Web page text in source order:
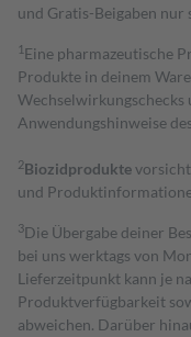
und Gratis-Beigaben
1 Eine pharmazeutische
Produkte in deinem
Anwendungshinweise
2Biozidprodukte
und
3Die Übergabe deiner
bei uns werktags von
Lieferzeitpunkt kann je
Produktverfügbarkeit
abweichen. Darüber